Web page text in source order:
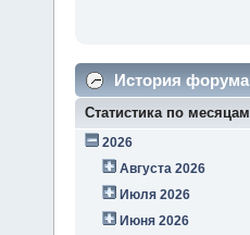
История форума
Статистика по месяцам
2026
Августа 2026
Июля 2026
Июня 2026